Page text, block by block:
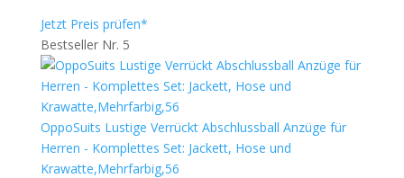
Jetzt Preis prüfen*
Bestseller Nr. 5
OppoSuits Lustige Verrückt Abschlussball Anzüge für
Herren - Komplettes Set: Jackett, Hose und
Krawatte,Mehrfarbig,56